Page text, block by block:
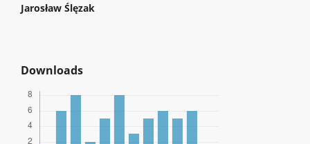
Jarosław Ślęzak
Downloads